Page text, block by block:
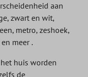
aan
zwart en wit,
metro, zeshoek,
meer .
huis worden
de